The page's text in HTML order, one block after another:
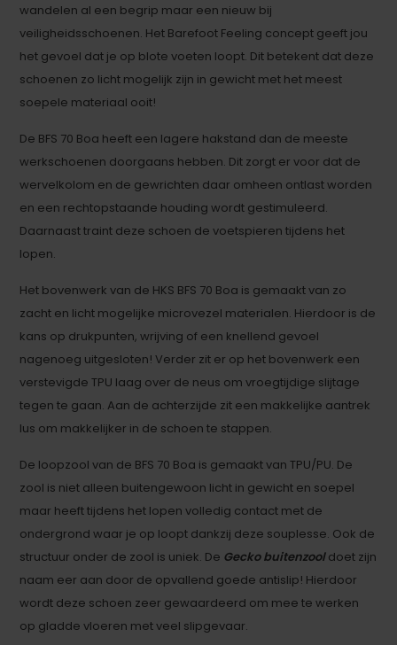
wandelen al een begrip maar een nieuw bij
veiligheidsschoenen. Het Barefoot Feeling concept geeft jou
het gevoel dat je op blote voeten loopt. Dit betekent dat deze
schoenen zo licht mogelijk zijn in gewicht met het meest
soepele materiaal ooit!
De BFS 70 Boa heeft een lagere hakstand dan de meeste
werkschoenen doorgaans hebben. Dit zorgt er voor dat de
wervelkolom en de gewrichten daar omheen ontlast worden
en een rechtopstaande houding wordt gestimuleerd.
Daarnaast traint deze schoen de voetspieren tijdens het
lopen.
Het bovenwerk van de HKS BFS 70 Boa is gemaakt van zo
zacht en licht mogelijke microvezel materialen. Hierdoor is de
kans op drukpunten, wrijving of een knellend gevoel
nagenoeg uitgesloten! Verder zit er op het bovenwerk een
verstevigde TPU laag over de neus om vroegtijdige slijtage
tegen te gaan. Aan de achterzijde zit een makkelijke aantrek
lus om makkelijker in de schoen te stappen.
De loopzool van de BFS 70 Boa is gemaakt van TPU/PU. De
zool is niet alleen buitengewoon licht in gewicht en soepel
maar heeft tijdens het lopen volledig contact met de
ondergrond waar je op loopt dankzij deze souplesse. Ook de
structuur onder de zool is uniek. De Gecko buitenzooldoet zijn
naam eer aan door de opvallend goede antislip! Hierdoor
wordt deze schoen zeer gewaardeerd om mee te werken
op gladde vloeren met veel slipgevaar.